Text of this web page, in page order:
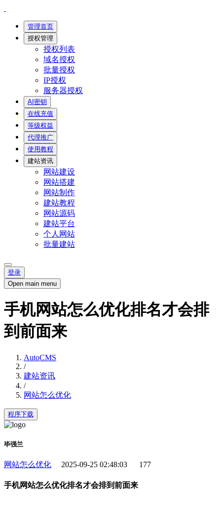
管理首页
授权管理
授权列表
域名授权
批量授权
IP授权
服务器授权
AI密钥
在线充值
等级权益
代理推广
使用教程
建站资讯
网站建设
网站搭建
网站制作
建站教程
网站源码
建站平台
个人网站
批量建站
登录
Open main menu
手机网站怎么优化排名才会排
到前面来
AutoCMS
/
建站资讯
/
网站怎么优化
程序下载
毕强兰
网站怎么优化 2025-09-25 02:48:03 177
手机网站怎么优化排名才会排到前面来